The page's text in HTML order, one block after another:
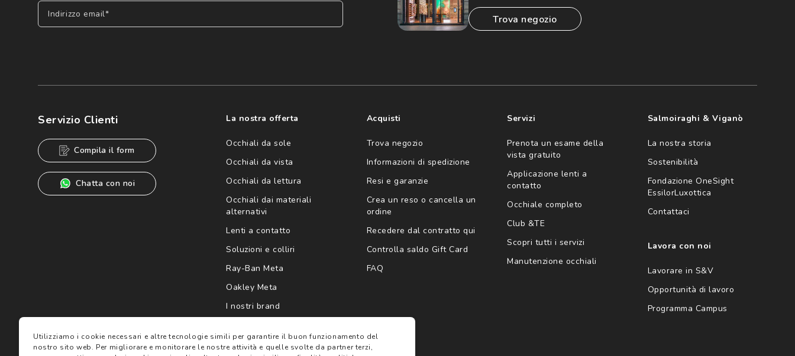
Indirizzo email*
speciali, novità ed altre comunicazioni di carattere pubblicitario (consultare
Informativa sulla privacy
per ulteriori informazioni).
trova negozio
Servizio Clienti
Compila il form
Chatta con noi
La nostra offerta
Occhiali da sole
Occhiali da vista
Occhiali da lettura
Occhiali dai materiali
alternativi
Lenti a contatto
Soluzioni e colliri
Ray-Ban Meta
Oakley Meta
I nostri brand
Acquisti
Trova negozio
Informazioni di spedizione
Resi e garanzie
Crea un reso o cancella un
ordine
Recedere dal contratto qui
Controlla saldo Gift Card
FAQ
Servizi
Prenota un esame della
vista gratuito
Applicazione lenti a
contatto
Occhiale completo
Club &TE
Scopri tutti i servizi
Manutenzione occhiali
Salmoiraghi & Viganò
La nostra storia
Sostenibilità
Fondazione OneSight
EssilorLuxottica
Contattaci
Lavora con noi
Lavorare in S&V
Opportunità di lavoro
Programma Campus
Utilizziamo i cookie necessari e altre tecnologie simili per garantire il buon funzionamento del
nostro sito web. Per migliorare e monitorare le nostre attività e quelle svolte da partner terzi,